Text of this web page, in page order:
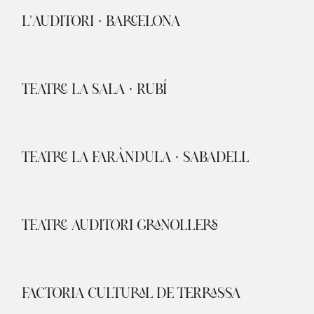
L'AUDITORI · BARCELONA
TEATRE LA SALA · RUBÍ
TEATRE LA FARÀNDULA · SABADELL
TEATRE AUDITORI GRANOLLERS
FACTORIA CULTURAL DE TERRASSA